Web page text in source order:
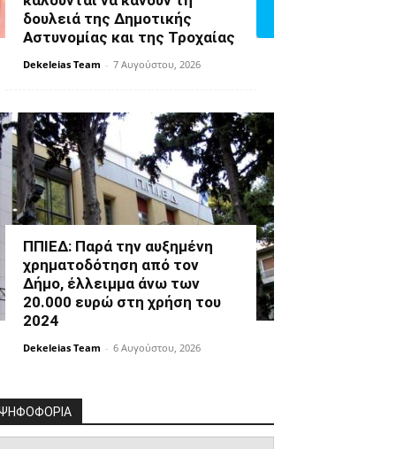
δουλειά της Δημοτικής
Αστυνομίας και της Τροχαίας
Dekeleias Team - 7 Αυγούστου, 2026
ΠΠΙΕΔ: Παρά την αυξημένη
χρηματοδότηση από τον
Δήμο, έλλειμμα άνω των
20.000 ευρώ στη χρήση του
2024
Dekeleias Team - 6 Αυγούστου, 2026